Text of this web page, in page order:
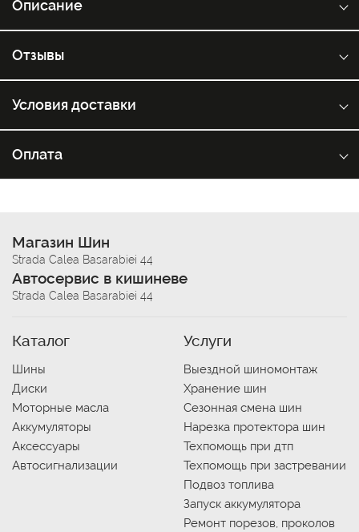
Описание
Отзывы
Условия доставки
Оплата
Магазин Шин
Strada Calea Basarabiei 44
Автосервис в кишиневе
Strada Calea Basarabiei 44
Каталог
Шины
Диски
Моторные масла
Аккумуляторы
Аксессуары
Автосигнализации
Услуги
Выездной шиномонтаж
Хранение шин
Сезонная смена шин
Нарезка протектора шин
Техпомощь при дтп
Техпомощь при застревании
Подвоз топлива
Запуск аккумулятора
Ремонт порезов, проколов